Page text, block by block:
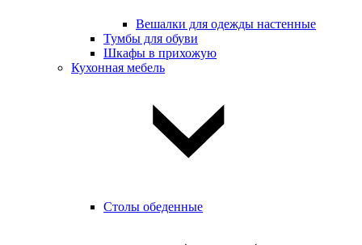
Вешалки для одежды настенные
Тумбы для обуви
Шкафы в прихожую
Кухонная мебель
Столы обеденные